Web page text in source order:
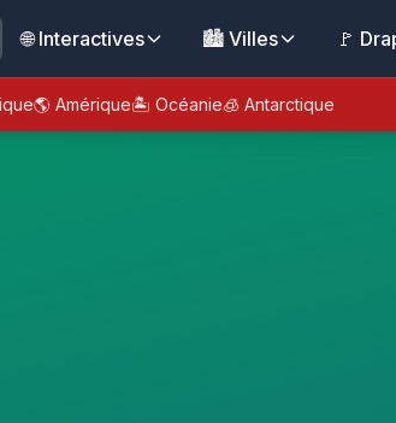
🌐 Interactives 🏙️ Villes 🚩
🌎 Amérique🏝️ Océanie🧊 Antarctique